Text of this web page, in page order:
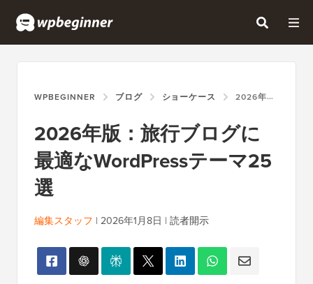
WPBEGINNER ブログ ショーケース 2026年版：旅行ブログに最適なWORDPRESSテーマ25選
2026年版：旅行ブログに
最適なWordPressテーマ25
選
編集スタッフ | 2026年1月8日 | 読者開示